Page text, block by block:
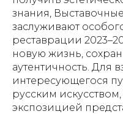
знания,
заслуживают
реставрации
новую жизнь,
аутентичность. Для
интересующегося
русским
экспозицией